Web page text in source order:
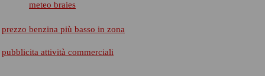
meteo braies
prezzo benzina più basso in zona
pubblicita attività commerciali